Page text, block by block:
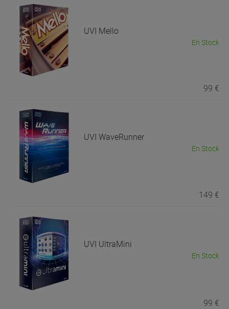
UVI Mello
En Stock
99 €
UVIWaveRunner
En Stock
149 €
UVI UltraMini
En Stock
99 €